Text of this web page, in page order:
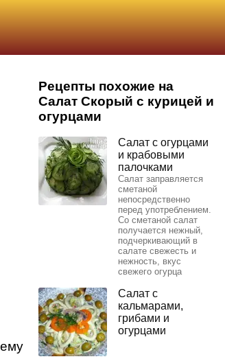
Рецепты похожие на
Салат Скорый с курицей и
огурцами
Салат с огурцами
и крабовыми
палочками
Салат заправляется
сметаной
непосредственно
перед употреблением.
Со сметаной салат
получается нежный,
подчеркивающий в
салате свежесть и
нежность, вкус
свежего огурца
Салат с
кальмарами,
грибами и
огурцами